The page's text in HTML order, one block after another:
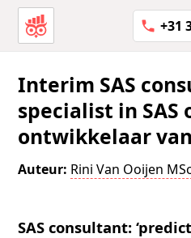
+31
Interim SAS
specialist in SAS
ontwikkelaar
Auteur: Rini Van Ooijen MSc
SAS consultant: